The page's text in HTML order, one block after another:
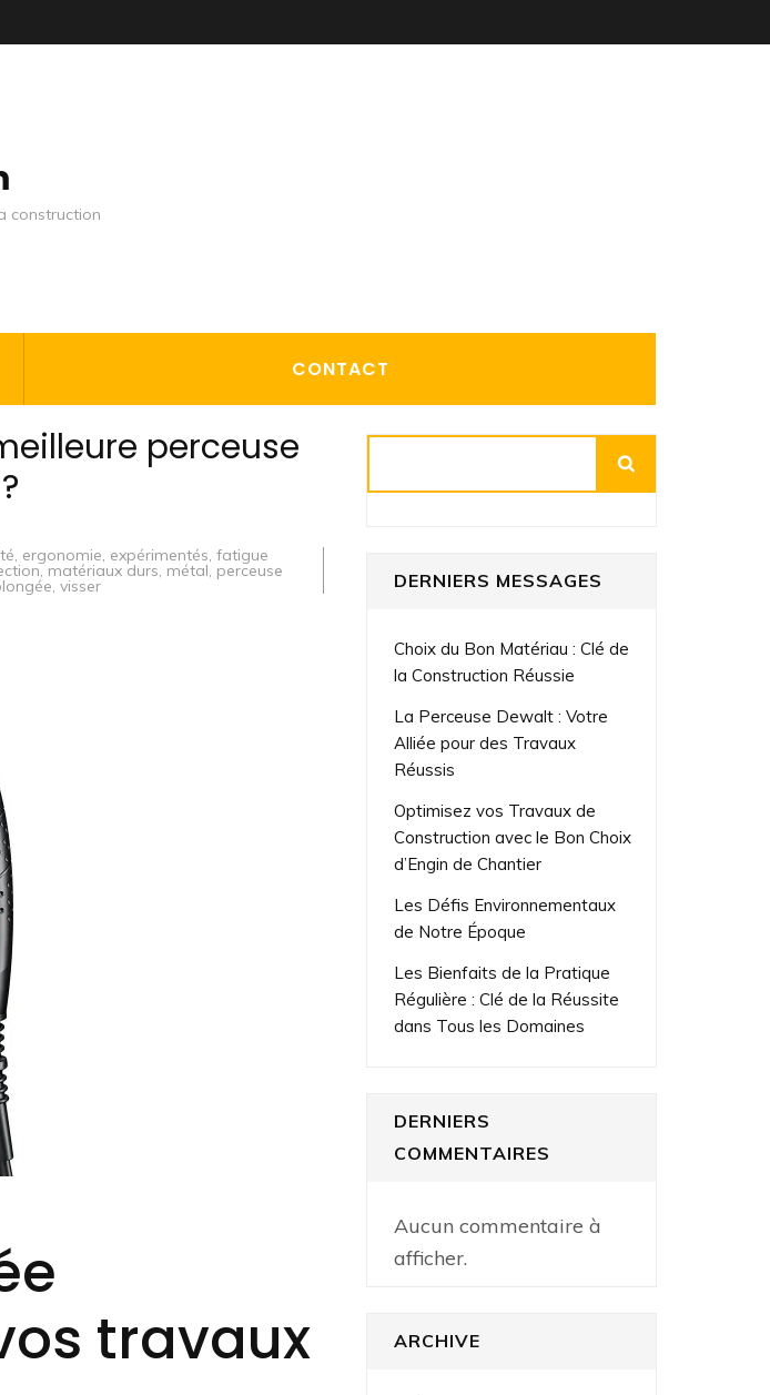
construction
CONTACT
perceuse
, ergonomie, expérimentés, fatigue
, matériaux durs, métal, perceuse
, visser
travaux
DERNIERS MESSAGES
Choix du Bon Matériau : Clé de
la Construction Réussie
La Perceuse Dewalt : Votre
Alliée pour des Travaux
Réussis
Optimisez vos Travaux de
Construction avec le Bon Choix
d’Engin de Chantier
Les Défis Environnementaux
de Notre Époque
Les Bienfaits de la Pratique
Régulière : Clé de la Réussite
dans Tous les Domaines
DERNIERS
COMMENTAIRES
Aucun commentaire à
afficher.
ARCHIVE